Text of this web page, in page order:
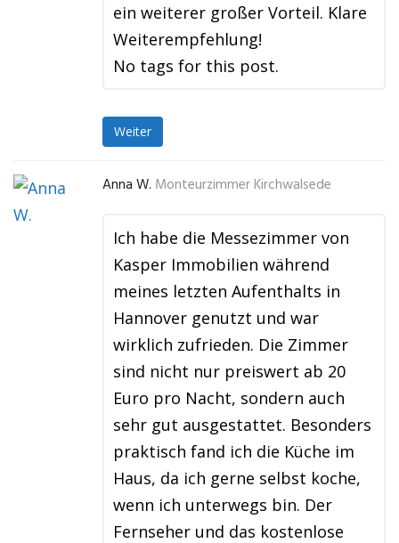
ein weiterer großer Vorteil. Klare
Weiterempfehlung!
No tags for this post.
Weiter
Anna W. Monteurzimmer Kirchwalsede
Ich habe die Messezimmer von
Kasper Immobilien während
meines letzten Aufenthalts in
Hannover genutzt und war
wirklich zufrieden. Die Zimmer
sind nicht nur preiswert ab 20
Euro pro Nacht, sondern auch
sehr gut ausgestattet. Besonders
praktisch fand ich die Küche im
Haus, da ich gerne selbst koche,
wenn ich unterwegs bin. Der
Fernseher und das kostenlose